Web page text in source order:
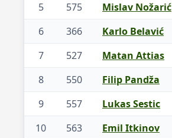
5
575 Mislav Nožarić
6
366 Karlo Belavić
7
527 Matan Attias
8
550 Filip Pandža
9
557 Lukas Sestic
10
563 Emil Itkinov